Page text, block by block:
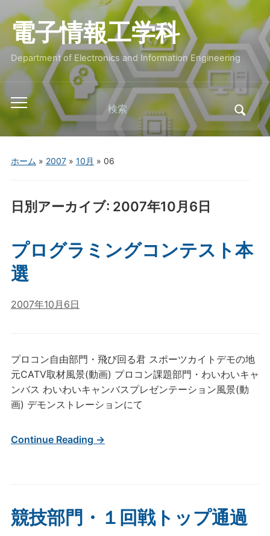
電子情報工学科
Department of Electronics and Information Engineering
Toggle
mobile
menu
Search
for:
ホーム » 2007» 10月 » 06
日別アーカイブ: 2007年10月6日
プログラミングコンテスト本
選
2007年10月6日
プロコン自由部門・飛び回る君 スポーツカイトデモの地
元CATV取材風景(動画) プロコン課題部門・わいわいキャ
ンバス わいわいキャンバスプレゼンテーション風景(動
画) デモンストレーションにて
Continue Reading →
競技部門・１回戦トップ通過